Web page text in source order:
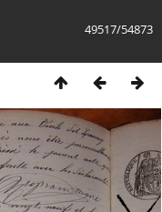
49517/54873